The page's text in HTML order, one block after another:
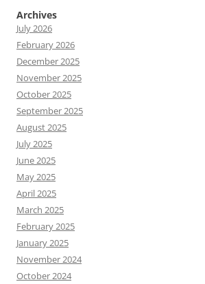
Archives
July 2026
February 2026
December 2025
November 2025
October 2025
September 2025
August 2025
July 2025
June 2025
May 2025
April 2025
March 2025
February 2025
January 2025
November 2024
October 2024